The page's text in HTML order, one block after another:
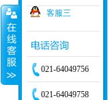
客服三
021-64049756
021-64049758